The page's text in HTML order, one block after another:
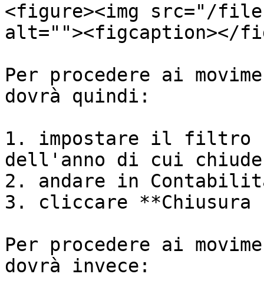
<figure><img src="/files/
alt=""><figcaption></
Per procedere ai
dovrà quindi:
1. impostare il filtro
dell'anno di cui
2. andare in
3. cliccare **Chiusura
Per procedere ai
dovrà invece: